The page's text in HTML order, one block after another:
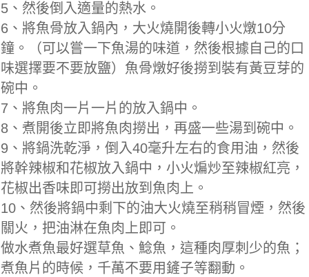
5、然後倒入適量的熱水。
6、將魚骨放入鍋內，大火燒開後轉小火燉10分
鐘。（可以嘗一下魚湯的味道，然後根據自己的口
味選擇要不要放鹽）魚骨燉好後撈到裝有黃豆芽的
碗中。
7、將魚肉一片一片的放入鍋中。
8、煮開後立即將魚肉撈出，再盛一些湯到碗中。
9、將鍋洗乾淨，倒入40毫升左右的食用油，然後
將幹辣椒和花椒放入鍋中，小火煸炒至辣椒紅亮，
花椒出香味即可撈出放到魚肉上。
10、然後將鍋中剩下的油大火燒至稍稍冒煙，然後
關火，把油淋在魚肉上即可。
做水煮魚最好選草魚、鯰魚，這種肉厚刺少的魚；
煮魚片的時候，千萬不要用鏟子等翻動。